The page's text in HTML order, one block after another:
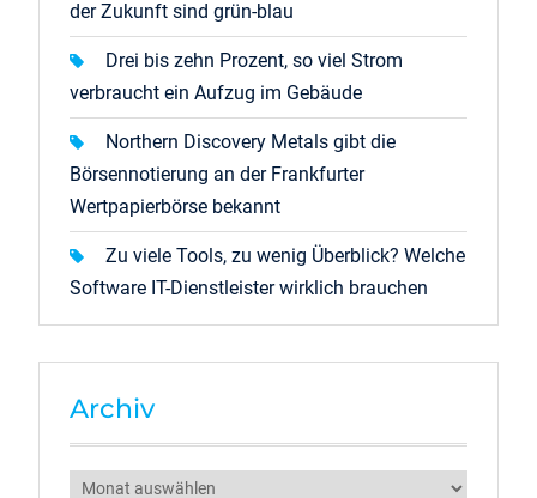
der Zukunft sind grün-blau
Drei bis zehn Prozent, so viel Strom
verbraucht ein Aufzug im Gebäude
Northern Discovery Metals gibt die
Börsennotierung an der Frankfurter
Wertpapierbörse bekannt
Zu viele Tools, zu wenig Überblick? Welche
Software IT-Dienstleister wirklich brauchen
Archiv
Archiv